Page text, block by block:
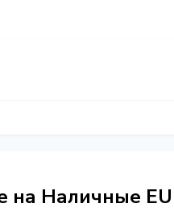
на Наличные